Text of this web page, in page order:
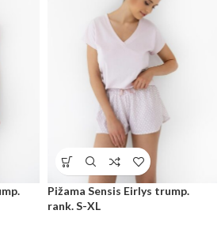
Pižama Sensis Eirlys trump.
rank. S-XL